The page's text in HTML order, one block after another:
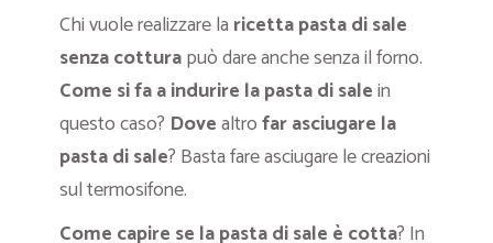
Chi vuole realizzare la ricetta pasta di sale
senza cotturapuò dare anche senza il forno.
Come si fa a indurire la pasta di salein
questo caso? Dovealtrofar asciugare la
pasta di sale? Basta fare asciugare le creazioni
sul termosifone.
Come capire se la pasta di sale è cotta? In